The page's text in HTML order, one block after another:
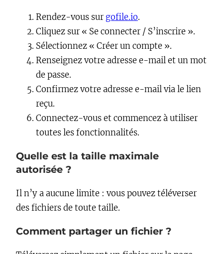
Rendez-vous sur gofile.io.
Cliquez sur « Se connecter / S’inscrire ».
Sélectionnez « Créer un compte ».
Renseignez votre adresse e-mail et un mot
de passe.
Confirmez votre adresse e-mail via le lien
reçu.
Connectez-vous et commencez à utiliser
toutes les fonctionnalités.
Quelle est la taille maximale
autorisée ?
Il n’y a aucune limite : vous pouvez téléverser
des fichiers de toute taille.
Comment partager un fichier ?